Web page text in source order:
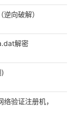
向破解）
解密
络验证注册机，